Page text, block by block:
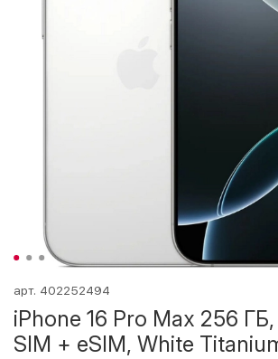
арт. 402252494
iPhone 16 Pro Max 256
SIM + eSIM, White